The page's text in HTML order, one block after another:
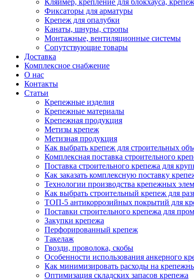
Кляймер, крепление для блокхауса,
Фиксаторы для арматуры
Крепеж для опалубки
Канаты, шнуры, стропы
Монтажные, вентиляционные системы
Сопутствующие товары
Доставка
Комплексное снабжение
О нас
Контакты
Статьи
Крепежные изделия
Крепежные материалы
Крепежная продукция
Метизы крепеж
Метизная продукция
Как выбрать крепеж для строительных
Комплексная поставка строительного
Поставка строительного крепежа для
Как заказать комплексную поставку
Технологии производства крепежных
Как выбрать строительный крепеж для
ТОП-5 антикоррозийных покрытий для
Поставки строительного крепежа для
Закупки крепежа
Перфорированный крепеж
Такелаж
Гвозди, проволока, скобы
Особенности использования анкерного
Как минимизировать расходы на
Оптимизация складских запасов крепежа